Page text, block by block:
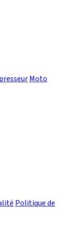
Moto
Politique de